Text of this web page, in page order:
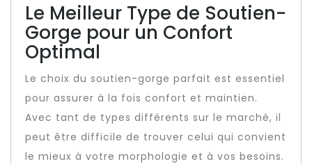
Le Meilleur Type de Soutien-
Gorge pour un Confort
Optimal
Le choix du soutien-gorge parfait est essentiel
pour assurer à la fois confort et maintien.
Avec tant de types différents sur le marché, il
peut être difficile de trouver celui qui convient
le mieux à votre morphologie et à vos besoins.